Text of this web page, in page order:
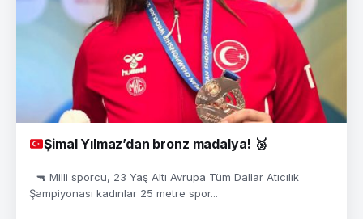
Şimal Yılmaz’dan bronz madalya! 🥉
🔫 Milli sporcu, 23 Yaş Altı Avrupa Tüm Dallar Atıcılık
Şampiyonası kadınlar 25 metre spor...